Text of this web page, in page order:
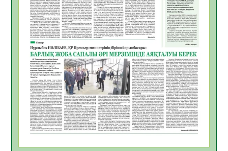
06.08.2026
31
Open Air: Қызылорда облысы полиция
департаменті 20 мыңнан астам
көрерменнің қауіпсіздігін қамтамасыз етті
06.08.2026
41
ҚЫЗЫЛОРДАДА «САНАЛЫ ҰРПАҚ –
ЖАРҚЫН БОЛАШАҚ» АТТЫ КЕҢЕЙТІЛГЕН
МӘЖІЛІС ӨТТІ
05.08.2026
43
Қазақстан Орталық Азиядағы көшуге ең